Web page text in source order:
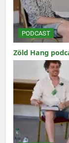
PODCAST
Zöld Hang